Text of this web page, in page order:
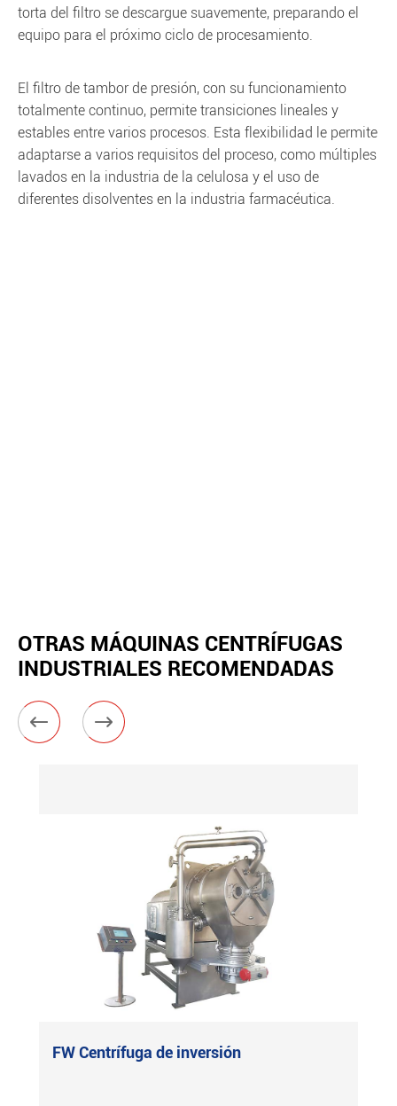
torta del filtro se descargue suavemente, preparando el
equipo para el próximo ciclo de procesamiento.
El filtro de tambor de presión, con su funcionamiento
totalmente continuo, permite transiciones lineales y
estables entre varios procesos. Esta flexibilidad le permite
adaptarse a varios requisitos del proceso, como múltiples
lavados en la industria de la celulosa y el uso de
diferentes disolventes en la industria farmacéutica.
OTRAS MÁQUINAS CENTRÍFUGAS
INDUSTRIALES RECOMENDADAS
 
FW Centrífuga de inversión